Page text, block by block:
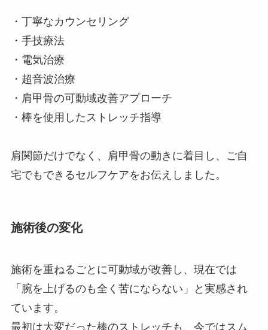
・丁寧なカウンセリング
・手技療法
・電気治療
・超音波治療
・肩甲骨の可動域改善アプローチ
・棒を使用したストレッチ指導
肩関節だけでなく、肩甲骨の動きに着目し、ご自
宅でもできるセルフケアをお伝えしました。
施術後の変化
施術を重ねるごとに可動域が改善し、現在では
「腕を上げるのも全く苦にならない」と実感され
ています。
最初は大変だった棒のストレッチも、今ではスム